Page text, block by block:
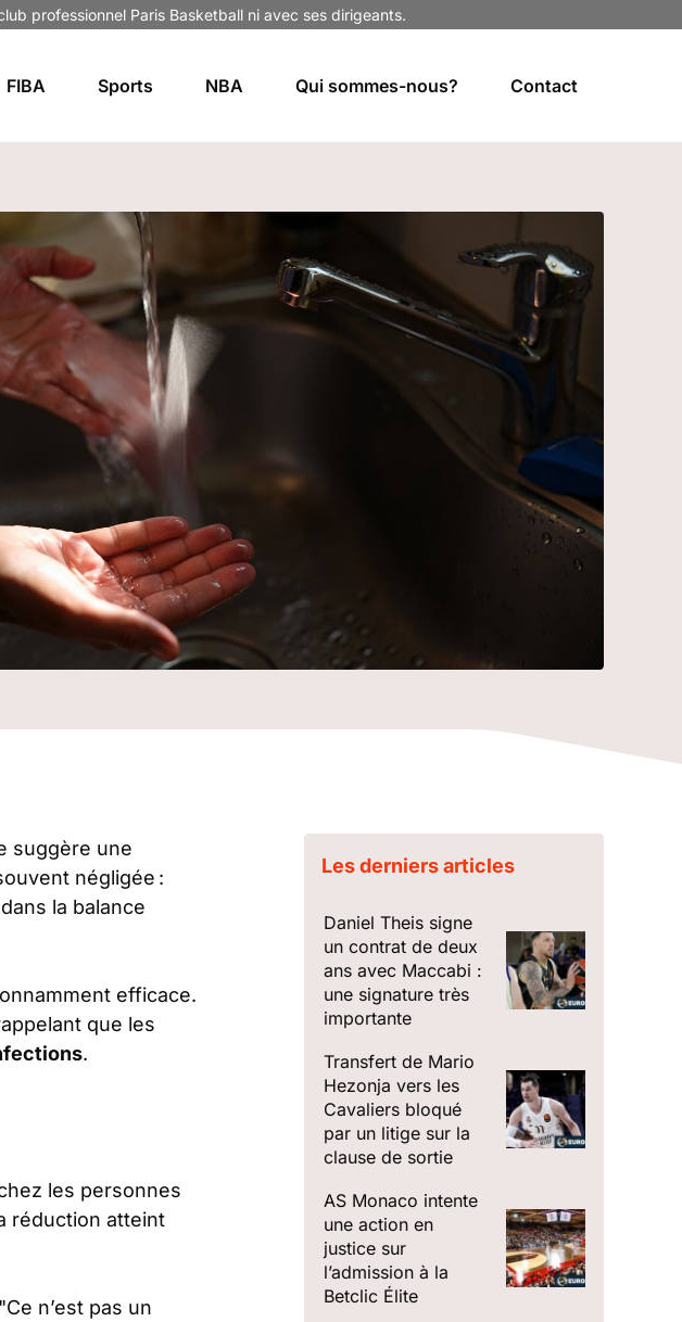
professionnel Paris Basketball ni avec ses dirigeants.
FIBA Sports NBA Qui sommes-nous? Contact
suggère une
négligée :
la balance
efficace.
que les
.
les personnes
réduction atteint
n’est pas un
Les derniers articles
Daniel Theis signe
un contrat de deux
ans avec Maccabi :
une signature très
importante
Transfert de Mario
Hezonja vers les
Cavaliers bloqué
par un litige sur la
clause de sortie
AS Monaco intente
une action en
justice sur
l’admission à la
Betclic Élite